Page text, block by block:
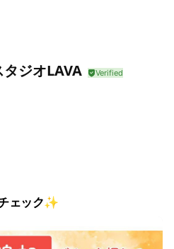
ジオLAVA
ェック✨